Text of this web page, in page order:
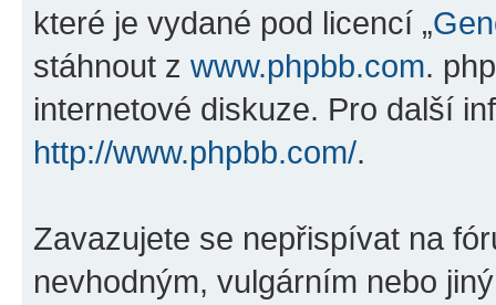
které je vydané pod licencí „
stáhnout z www.phpbb.com.
internetové diskuze. Pro další
http://www.phpbb.com/.
Zavazujete se nepřispívat na
nevhodným, vulgárním nebo